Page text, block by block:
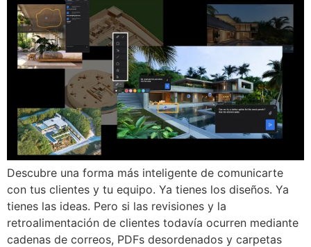
Descubre una forma más inteligente de comunicarte
con tus clientes y tu equipo. Ya tienes los diseños. Ya
tienes las ideas. Pero si las revisiones y la
retroalimentación de clientes todavía ocurren mediante
cadenas de correos, PDFs desordenados y carpetas